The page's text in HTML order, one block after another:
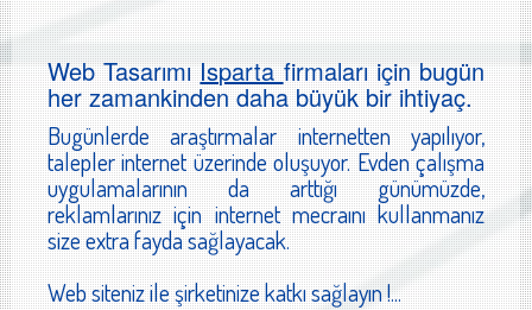
Web TasarımıIspartafirmaları için bugün
her zamankinden daha büyük bir ihtiyaç.
Bugünlerde araştırmalar internetten yapılıyor,
talepler internet üzerinde oluşuyor. Evden çalışma
uygulamalarının da arttığı günümüzde,
reklamlarınız için internet mecraını kullanmanız
size extra fayda sağlayacak.
Web siteniz ile şirketinize katkı sağlayın !...